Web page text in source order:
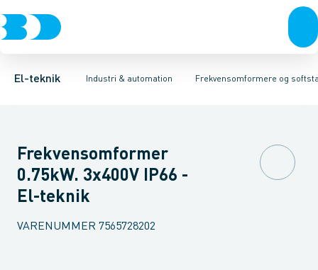
El-teknik Industri & automation
Afbrydere, stikkontakter & lampeudtagForgreningsmateriel
Frekvensomformere og
Industristiksystemer Frekvensomformere og softstartere
Frekvensomformer =˂1 kVFilter for lavspændingSoft Starter
Frekvensomformer
0.75kW. 3x400V IP66 -
El-teknik
VARENUMMER 7565728202